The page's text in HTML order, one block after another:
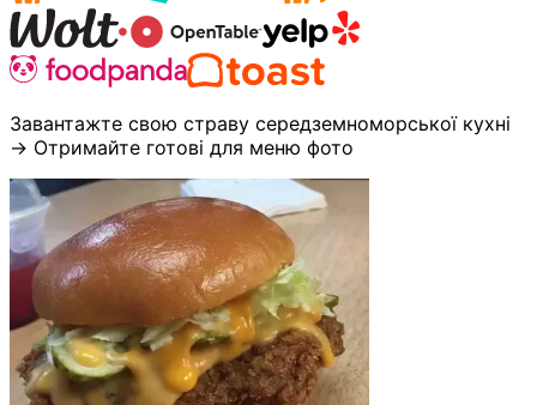
Завантажте свою страву середземноморської кухні
→ Отримайте готові для меню фото